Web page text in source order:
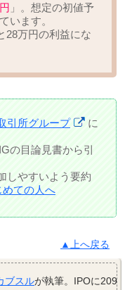
」。想定の初値予
います。
28万円の利益にな
引所グループ
に
の目論見書から引
しやすいよう要約
めての人へ
▲上へ戻る
ブスルが執筆。IPOに209